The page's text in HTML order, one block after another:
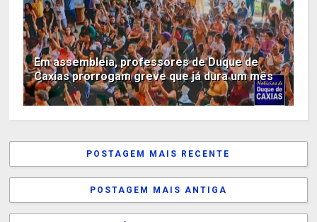
Em assembleia, professores de Duque de
Caxias prorrogam greve que já dura um mês
POSTAGEM MAIS RECENTE
POSTAGEM MAIS ANTIGA